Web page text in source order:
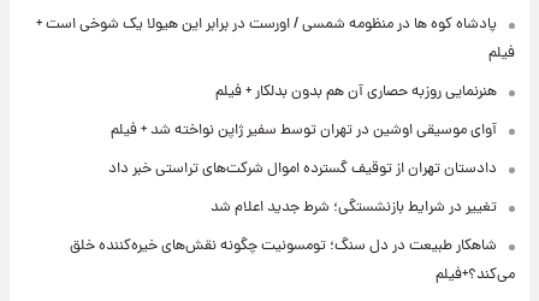
پادشاه کوه ها در منظومه شمسی / اورست در برابر این هیولا یک شوخی است +
فیلم
هنرنمایی روزبه حصاری آن هم بدون بدلکار + فیلم
آوای موسیقی اوشین در تهران توسط سفیر ژاپن نواخته شد + فیلم
دادستان تهران از توقیف گسترده اموال شرکت‌های تراستی خبر داد
تغییر در شرایط بازنشستگی؛ شرط جدید اعلام شد
شاهکار طبیعت در دل سنگ؛ تومسونیت چگونه نقش‌های خیره‌کننده خلق
می‌کند؟+فیلم